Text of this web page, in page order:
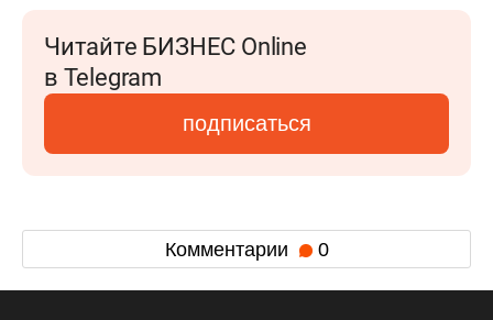
Читайте БИЗНЕС Online
в Telegram
подписаться
Комментарии 0